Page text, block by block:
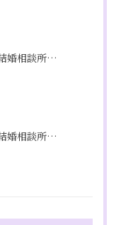
結婚相談所プラン比較で福岡県福岡市のコスパと成婚率を徹底分析
結婚相談所の相談で不安を解消し理想の婚活を始めるための具体的ステップと質問リスト